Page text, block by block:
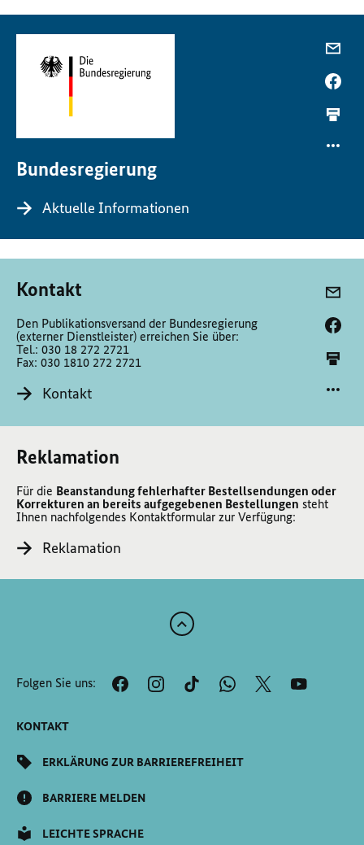
Bundesregierung
Aktuelle Informationen
Kontakt
Den Publikationsversand der Bundesregierung
(externer Dienstleister) erreichen Sie über:
Tel.: 030 18 272 2721
Fax: 030 1810 272 2721
Kontakt
Reklamation
Für die Beanstandung fehlerhafter Bestellsendungen oder
Korrekturen an bereits aufgegebenen Bestellungen steht
Ihnen nachfolgendes Kontaktformular zur Verfügung:
Reklamation
Zum
der
Seite
Folgen Sie uns:
KONTAKT
ERKLÄRUNG ZUR BARRIEREFREIHEIT
BARRIERE MELDEN
LEICHTE SPRACHE